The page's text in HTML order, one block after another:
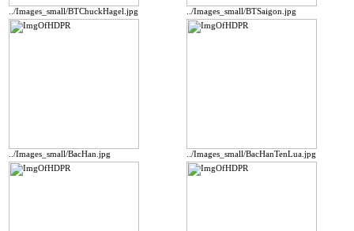
../Images_small/BTChuckHagel.jpg ../Images_small/BTSaigon.jpg
../Images_small/BacHan.jpg ../Images_small/BacHanTenLua.jpg